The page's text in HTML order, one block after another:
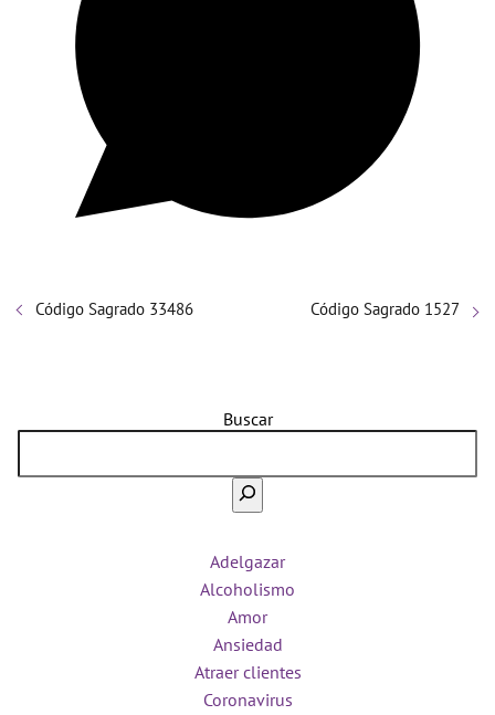
Código Sagrado 33486 Código Sagrado 1527
Buscar
Adelgazar
Alcoholismo
Amor
Ansiedad
Atraer clientes
Coronavirus